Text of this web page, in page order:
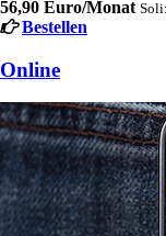
56,90 Euro/Monat
Bestellen
Online